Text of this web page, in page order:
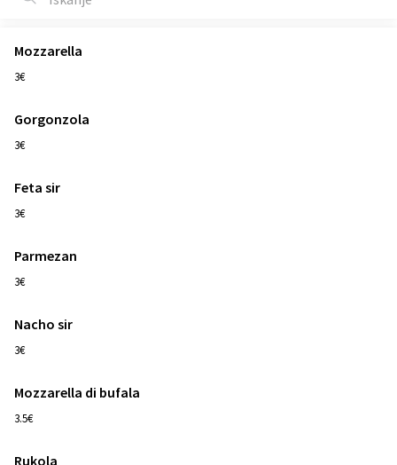
Mozzarella
3€
Gorgonzola
3€
Feta sir
3€
Parmezan
3€
Nacho sir
3€
Mozzarella di bufala
3.5€
Rukola